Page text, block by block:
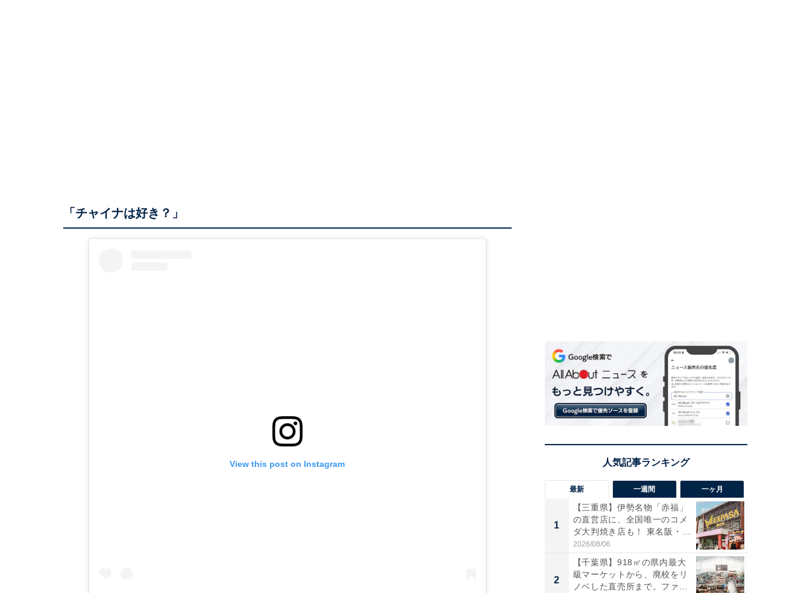
「チャイナは好き？」
View this post on Instagram
最新 一週間 一ヶ月
1
【三重県】伊勢名物「赤福」
の直営店に、全国唯一のコメ
ダ大判焼き店も！ 東名阪・
伊...
2026/08/06
2
【千葉県】918㎡の県内最大
級マーケットから、廃校をリ
ノベした直売所まで。ファ